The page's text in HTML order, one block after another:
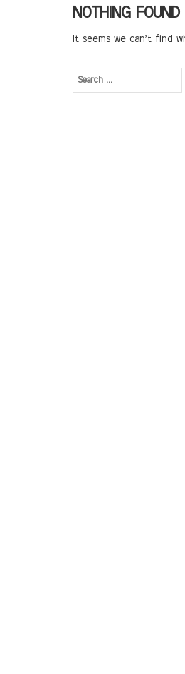
NOTHING FOUND
It seems we can’t find